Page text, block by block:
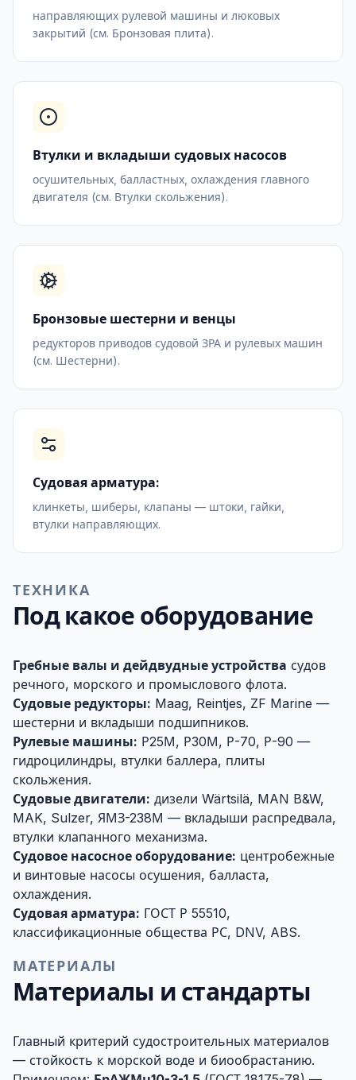
направляющих рулевой машины и люковых
закрытий (см. Бронзовая плита).
Втулки и вкладыши судовых насосов
осушительных, балластных, охлаждения главного
двигателя (см. Втулки скольжения).
Бронзовые шестерни и венцы
редукторов приводов судовой ЗРА и рулевых машин
(см. Шестерни).
Судовая арматура:
клинкеты, шиберы, клапаны — штоки, гайки,
втулки направляющих.
ТЕХНИКА
Под какое оборудование
Гребные валы и дейдвудные устройства судов
речного, морского и промыслового флота.
Судовые редукторы: Maag, Reintjes, ZF Marine —
шестерни и вкладыши подшипников.
Рулевые машины: Р25М, Р30М, Р-70, Р-90 —
гидроцилиндры, втулки баллера, плиты
скольжения.
Судовые двигатели: дизели Wärtsilä, MAN B&W,
MAK, Sulzer, ЯМЗ-238М — вкладыши распредвала,
втулки клапанного механизма.
Судовое насосное оборудование: центробежные
и винтовые насосы осушения, балласта,
охлаждения.
Судовая арматура: ГОСТ Р 55510,
классификационные общества РС, DNV, ABS.
МАТЕРИАЛЫ
Материалы и стандарты
Главный критерий судостроительных материалов
— стойкость к морской воде и биообрастанию.